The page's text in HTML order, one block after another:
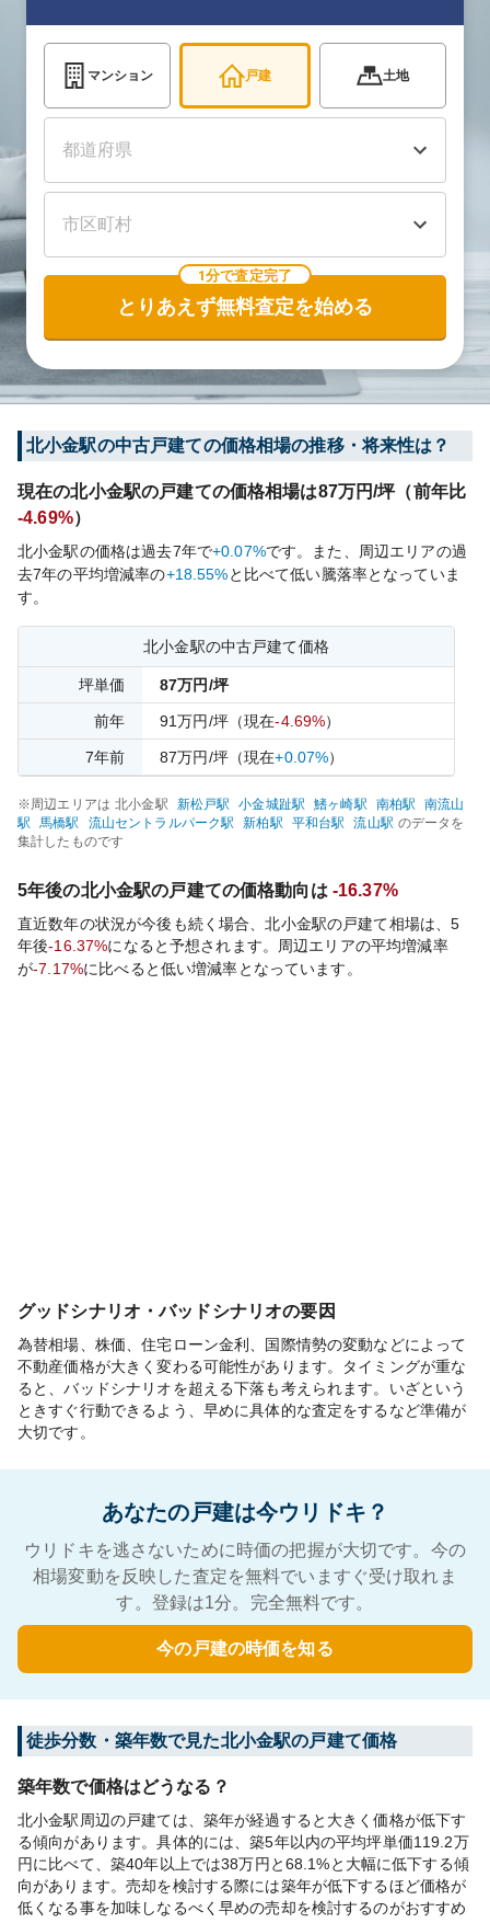
マンション 戸建 土地
1分で査定完了
とりあえず無料査定を始める
北小金駅の中古戸建ての価格相場の推移・将来性は？
現在の北小金駅の戸建ての価格相場は87万円/坪（前年比
-4.69%）
北小金駅の価格は過去7年で+0.07%です。
また、周辺エリアの過
去7年の平均増減率の+18.55%と比べて低い騰落率となっていま
す。
北小金駅の中古戸建て価格
坪単価 87万円/坪
前年 91万円/坪（現在-4.69%）
7年前 87万円/坪（現在+0.07%）
※周辺エリアは 北小金駅 新松戸駅 小金城趾駅 鰭ヶ崎駅 南柏駅
南流山
駅
馬橋駅 流山セントラルパーク駅 新柏駅 平和台駅 流山駅 のデータを
集計したものです
5年後の北小金駅の戸建ての価格動向は -16.37%
直近数年の状況が今後も続く場合、北小金駅の戸建て相場は、5
年後-16.37%になると予想されます。周辺エリアの平均増減率
が-7.17%に比べると低い増減率となっています。
グッドシナリオ・バッドシナリオの要因
為替相場、株価、住宅ローン金利、国際情勢の変動などによって
不動産価格が大きく変わる可能性があります。タイミングが重な
ると、バッドシナリオを超える下落も考えられます。いざという
ときすぐ行動できるよう、早めに具体的な査定をするなど準備が
大切です。
あなたの戸建は今ウリドキ？
ウリドキを逃さないために時価の把握が大切です。今の
相場変動を反映した査定を無料でいますぐ受け取れま
す。登録は1分。完全無料です。
今の戸建の時価を知る
徒歩分数・築年数で見た北小金駅の戸建て価格
築年数で価格はどうなる？
北小金駅周辺の戸建ては、築年が経過すると大きく価格が低下す
る傾向があります。具体的には、築5年以内の平均坪単価119.2万
円に比べて、築40年以上では38万円と68.1%と大幅に低下する傾
向があります。売却を検討する際には築年が低下するほど価格が
低くなる事を加味しなるべく早めの売却を検討するのがおすすめ